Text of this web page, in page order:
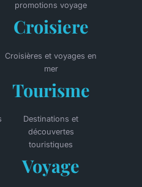
promotions voyage
Croisiere
Croisières et voyages en
mer
Tourisme
Destinations et
découvertes
touristiques
Voyage